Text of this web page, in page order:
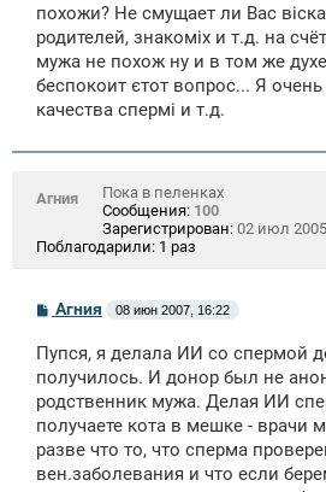
и
похожи? Не смущает ли Вас
родителей, знакоміх и т.д. на
мужа не похож ну и в том же
беспокоит єтот вопрос... Я
качества спермі и т.д.
Агния
Пока в пеленках
Сообщения: 100
Зарегистрирован: 02 июл
Поблагодарили: 1 раз
С
о
б
щ
н
и
Агния 08 июн 2007, 16:22
Пупся, я делала ИИ со спермой
получилось. И донор был не
родственник мужа. Делая ИИ
получаете кота в мешке - врачи
разве что то, что сперма
вен.заболевания и что если